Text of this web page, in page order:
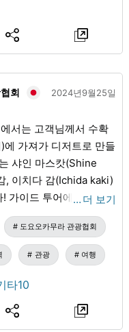
의 맛을 담은 특별 메
셔서 감사합니다😊
회 2024년9월25일
서는 고객님께서 수확
가져가 디저트로 만들
, 이치다 감(Ichida kaki)
Tabijikan) 홈페이
능합니다! 도요오카무
49-3395
… 더 보기
도요오카무라 관광협회
관광 여행
타10